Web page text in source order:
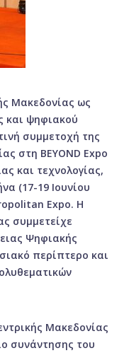
Μακεδονίας ως
και ψηφιακού
συμμετοχή της
στη BEYOND Expo
και τεχνολογίας,
(17-19 Ιουνίου
Expo. Η
συμμετείχε
Ψηφιακής
περίπτερο και
Μακεδονίας
συνάντησης του